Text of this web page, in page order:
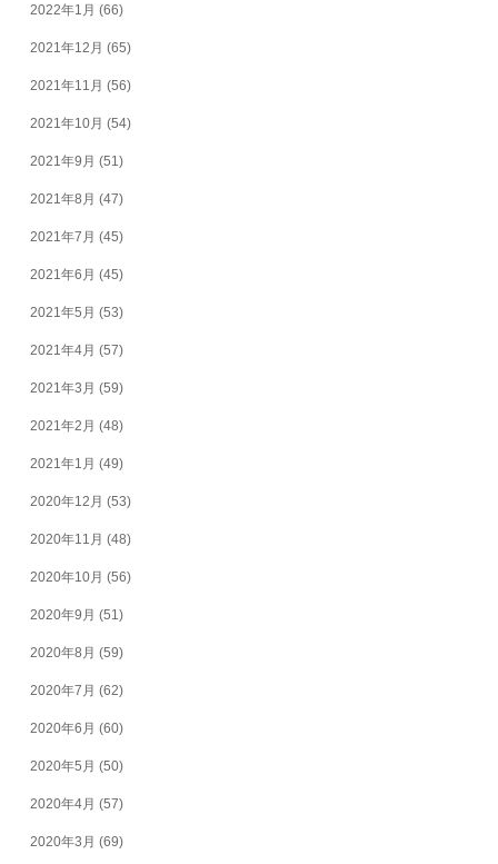
2022年1月 (66)
2021年12月 (65)
2021年11月 (56)
2021年10月 (54)
2021年9月 (51)
2021年8月 (47)
2021年7月 (45)
2021年6月 (45)
2021年5月 (53)
2021年4月 (57)
2021年3月 (59)
2021年2月 (48)
2021年1月 (49)
2020年12月 (53)
2020年11月 (48)
2020年10月 (56)
2020年9月 (51)
2020年8月 (59)
2020年7月 (62)
2020年6月 (60)
2020年5月 (50)
2020年4月 (57)
2020年3月 (69)